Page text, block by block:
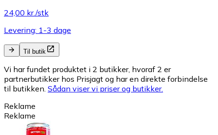
24,00 kr./stk
Levering: 1-3 dage
Til butik
Vi har fundet produktet i 2 butikker, hvoraf 2 er
partnerbutikker hos Prisjagt og har en direkte forbindelse
til butikken. Sådan viser vi priser og butikker.
Reklame
Reklame